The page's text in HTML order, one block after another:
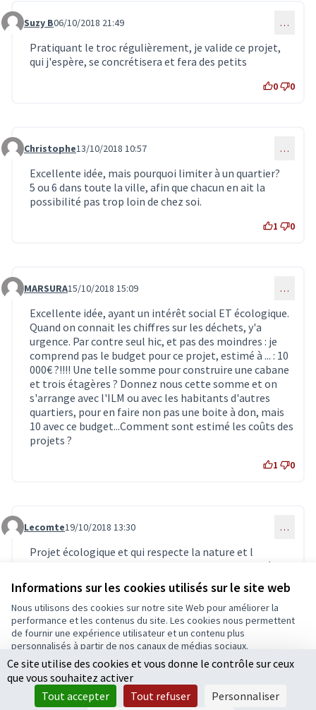
Informations sur les cookies utilisés sur le site web
Nous utilisons des cookies sur notre site Web pour améliorer la
performance et les contenus du site. Les cookies nous permettent
de fournir une expérience utilisateur et un contenu plus
personnalisés à partir de nos canaux de médias sociaux.
Tout accepter
Accepter seulement les cookies essentiels
Commentaire 888
Suzy B06/10/2018 21:49 …
Pratiquant le troc régulièrement, je valide ce projet,
qui j'espère, se concrétisera et fera des petits
0 0
Commentaire 968
Christophe13/10/2018 10:57 …
Excellente idée, mais pourquoi limiter à un quartier?
5 ou 6 dans toute la ville, afin que chacun en ait la
possibilité pas trop loin de chez soi.
1 0
Commentaire 1003
MARSURA15/10/2018 15:09 …
Excellente idée, ayant un intérêt social ET écologique.
Quand on connait les chiffres sur les déchets, y'a
urgence. Par contre seul hic, et pas des moindres : je
comprend pas le budget pour ce projet, estimé à ... : 10
000€ ?!!!! Une telle somme pour construire une cabane
et trois étagères ? Donnez nous cette somme et on
s'arrange avec l'ILM ou avec les habitants d'autres
quartiers, pour en faire non pas une boite à don, mais
10 avec ce budget...Comment sont estimé les coûts des
projets ?
1 0
Commentaire 1053
Lecomte19/10/2018 13:30 …
Projet écologique et qui respecte la nature et l
environnement quand on voit de plus en plus de déchet
dans la ville
0
Connectez-vousoucréez un comptepour ajouter votre
commentaire.
Ce site utilise des cookies et vous donne le contrôle sur ceux
que vous souhaitez activer
Tout accepter
Tout refuser Personnaliser